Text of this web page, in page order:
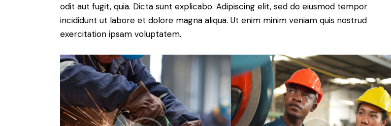
odit aut fugit, quia. Dicta sunt explicabo. Adipiscing elit, sed do eiusmod tempor
incididunt ut labore et dolore magna aliqua. Ut enim minim veniam quis nostrud
exercitation ipsam voluptatem.